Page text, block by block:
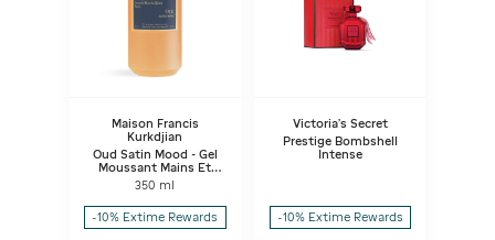
Maison Francis
Kurkdjian
Oud Satin Mood - Gel
Moussant Mains Et
Corps
350 ml
-10% Extime Rewards
Victoria's Secret
Prestige Bombshell
Intense
-10% Extime Rewards